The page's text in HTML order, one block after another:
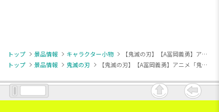
トップ 景品情報 キャラクター小物
【鬼滅の刃】【A冨岡義勇】アニメ「鬼滅の刃」 もちぴこマスコット③
トップ
景品情報 鬼滅の刃 【鬼滅の刃】【A冨岡義勇】アニメ「鬼滅の刃」 もちぴこマスコット③